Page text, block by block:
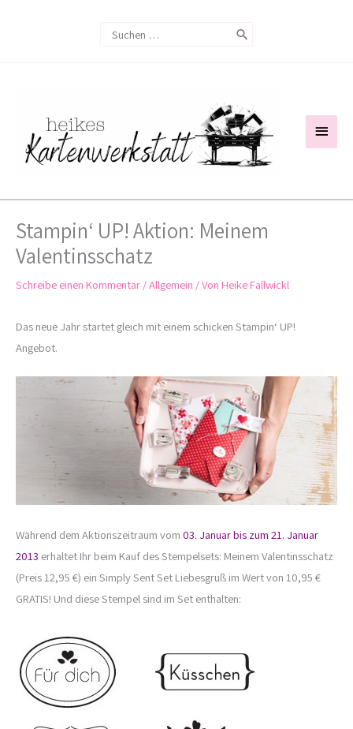
Search
Stampin‘ UP! Aktion: Meinem
Valentinsschatz
Schreibe einen Kommentar /Allgemein / Von Heike Fallwickl
Das neue Jahr startet gleich mit einem schicken Stampin‘ UP!
Angebot.
Während dem Aktionszeitraum vom 03. Januar bis zum 21. Januar
2013 erhaltet Ihr beim Kauf des Stempelsets: Meinem Valentinsschatz
(Preis 12,95 €) ein Simply Sent Set Liebesgruß im Wert von 10,95 €
GRATIS! Und diese Stempel sind im Set enthalten: